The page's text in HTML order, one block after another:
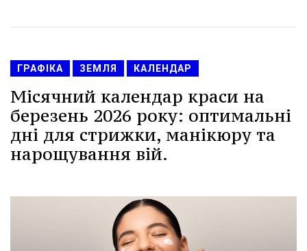
ГРАФІКА ЗЕМЛЯ КАЛЕНДАР
Місячний календар краси на
березень 2026 року: оптимальні
дні для стрижки, манікюру та
нарощування вій.